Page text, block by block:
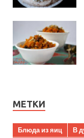
МЕТКИ
Блюда из яиц В